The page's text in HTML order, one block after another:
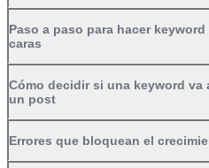
Paso a paso para hacer
caras
Cómo decidir si una keyword
un post
Errores que bloquean el